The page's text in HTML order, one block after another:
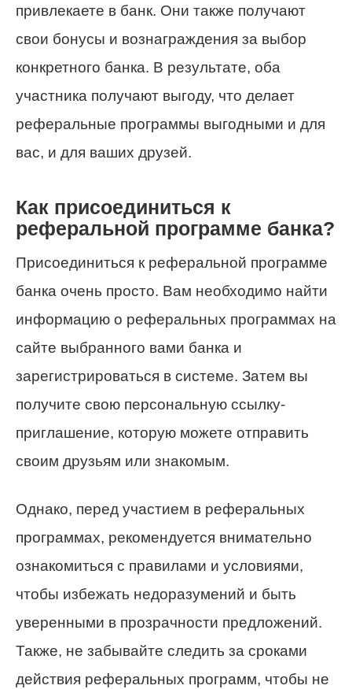
привлекаете в банк. Они также получают
свои бонусы и вознаграждения за выбор
конкретного банка. В результате, оба
участника получают выгоду, что делает
реферальные программы выгодными и для
вас, и для ваших друзей.
Как присоединиться к
реферальной программе банка?
Присоединиться к реферальной программе
банка очень просто. Вам необходимо найти
информацию о реферальных программах на
сайте выбранного вами банка и
зарегистрироваться в системе. Затем вы
получите свою персональную ссылку-
приглашение, которую можете отправить
своим друзьям или знакомым.
Однако, перед участием в реферальных
программах, рекомендуется внимательно
ознакомиться с правилами и условиями,
чтобы избежать недоразумений и быть
уверенными в прозрачности предложений.
Также, не забывайте следить за сроками
действия реферальных программ, чтобы не